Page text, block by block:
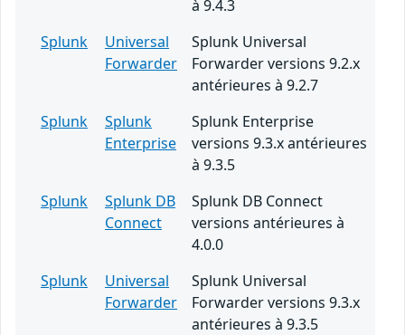
à 9.4.3
Splunk
Universal
Forwarder
Splunk Universal
Forwarder versions 9.2.x
antérieures à 9.2.7
Splunk
Splunk
Enterprise
Splunk Enterprise
versions 9.3.x antérieures
à 9.3.5
Splunk
Splunk DB
Connect
Splunk DB Connect
versions antérieures à
4.0.0
Splunk
Universal
Forwarder
Splunk Universal
Forwarder versions 9.3.x
antérieures à 9.3.5